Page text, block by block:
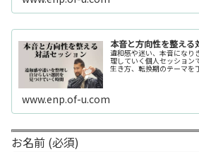
本音と方向性を整える
違和感や迷い、本音になり
理していく個人セッション
生き方、転換期のテーマを
www.enp.of-u.com
お名前 (必須)